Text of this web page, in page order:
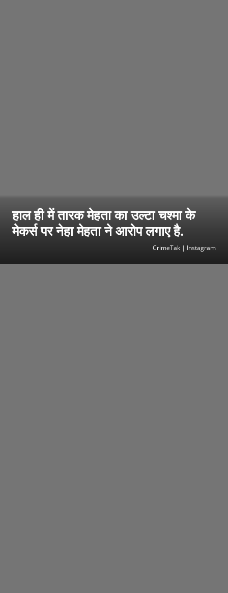
हाल ही में तारक मेहता का उल्टा चश्मा के
मेकर्स पर नेहा मेहता ने आरोप लगाए है.
CrimeTak | Instagram